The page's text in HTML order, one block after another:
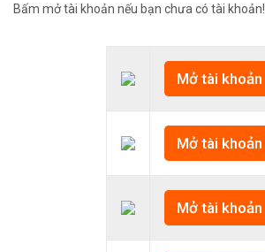
Bấm mở tài khoản nếu bạn chưa có tài khoản!
Mở tài khoản
Mở tài khoản
Mở tài khoản